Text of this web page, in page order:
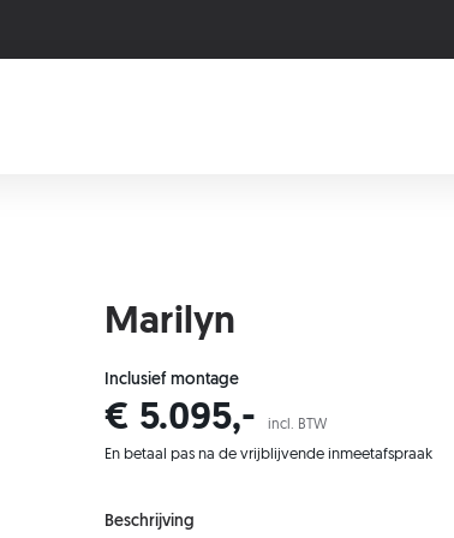
Marilyn
Inclusief montage
€ 5.095,- incl. BTW
En betaal pas na de vrijblijvende inmeetafspraak
Beschrijving